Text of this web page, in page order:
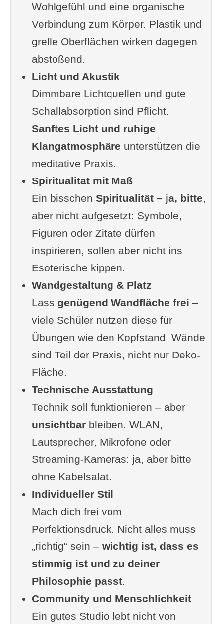
deines Studios
Videos: Wie andere
Yogalehrer*innen ihr Studio
eingerichtet haben
6 Tipps von Nadinamaste
Kleines Yogastudio einrichten
Fazit
Ergänzung oder Frage von dir
Im Zusammenhang interessant
FunFacts rund ums
Yogastudio
Weiterlesen
Wohlgefühl und eine organische
Verbindung zum Körper. Plastik und
grelle Oberflächen wirken dagegen
abstoßend.
Licht und Akustik
Dimmbare Lichtquellen und gute
Schallabsorption sind Pflicht.
Sanftes Licht und ruhige
Klangatmosphäre unterstützen die
meditative Praxis.
Spiritualität mit Maß
Ein bisschen Spiritualität – ja, bitte,
aber nicht aufgesetzt: Symbole,
Figuren oder Zitate dürfen
inspirieren, sollen aber nicht ins
Esoterische kippen.
Wandgestaltung & Platz
Lass genügend Wandfläche frei –
viele Schüler nutzen diese für
Übungen wie den Kopfstand. Wände
sind Teil der Praxis, nicht nur Deko-
Fläche.
Technische Ausstattung
Technik soll funktionieren – aber
unsichtbarbleiben. WLAN,
Lautsprecher, Mikrofone oder
Streaming-Kameras: ja, aber bitte
ohne Kabelsalat.
Individueller Stil
Mach dich frei vom
Perfektionsdruck. Nicht alles muss
„richtig“ sein – wichtig ist, dass es
stimmig ist und zu deiner
Philosophie passt.
Community und Menschlichkeit
Ein gutes Studio lebt nicht von